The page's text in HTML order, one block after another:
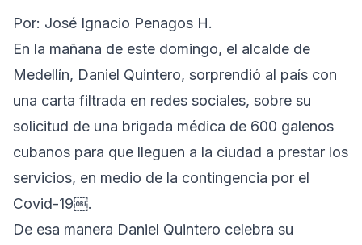
Por: José Ignacio Penagos H.
En la mañana de este domingo, el alcalde de
Medellín, Daniel Quintero, sorprendió al país con
una carta filtrada en redes sociales, sobre su
solicitud de una brigada médica de 600 galenos
cubanos para que lleguen a la ciudad a prestar los
servicios, en medio de la contingencia por el
Covid-19￼.
De esa manera Daniel Quintero celebra su